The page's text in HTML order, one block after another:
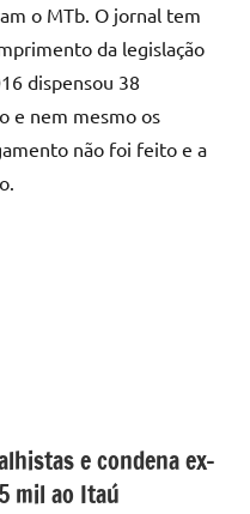
o MTb. O jornal tem
da legislação
dispensou 38
e nem mesmo os
não foi feito e a
e condena ex-
mil ao Itaú